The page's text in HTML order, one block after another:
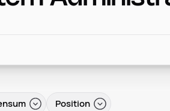
Position